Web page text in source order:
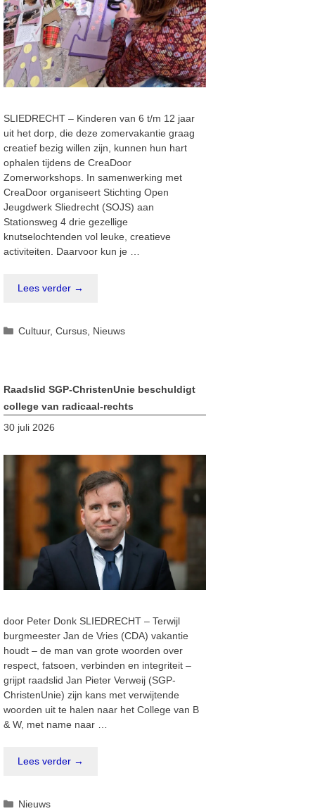
SLIEDRECHT – Kinderen van 6 t/m 12 jaar
uit het dorp, die deze zomervakantie graag
creatief bezig willen zijn, kunnen hun hart
ophalen tijdens de CreaDoor
Zomerworkshops. In samenwerking met
CreaDoor organiseert Stichting Open
Jeugdwerk Sliedrecht (SOJS) aan
Stationsweg 4 drie gezellige
knutselochtenden vol leuke, creatieve
activiteiten. Daarvoor kun je …
Lees verder →
Categorieën
Cultuur,Cursus, Nieuws
Raadslid SGP-ChristenUnie beschuldigt
college van radicaal-rechts
30 juli 2026
door Peter Donk SLIEDRECHT – Terwijl
burgmeester Jan de Vries (CDA) vakantie
houdt – de man van grote woorden over
respect, fatsoen, verbinden en integriteit –
grijpt raadslid Jan Pieter Verweij (SGP-
ChristenUnie) zijn kans met verwijtende
woorden uit te halen naar het College van B
& W, met name naar …
Lees verder →
Categorieën
Nieuws